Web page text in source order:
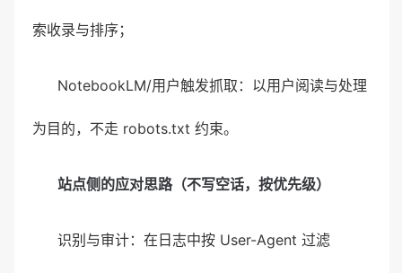
索收录与排序；
NotebookLM/用户触发抓取：以用户阅读与处理
为目的，不走 robots.txt 约束。
站点侧的应对思路（不写空话，按优先级）
识别与审计：在日志中按 User-Agent 过滤